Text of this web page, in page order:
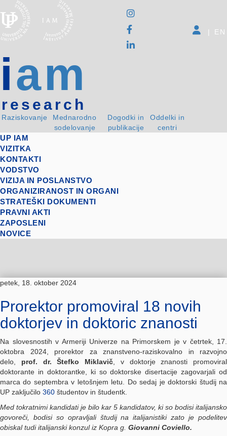
iam
research
Raziskovanje
Mednarodno
sodelovanje
Dogodki in
publikacije
Oddelki in
centri
| EN
UP IAM
VIZITKA
KONTAKTI
VODSTVO
VIZIJA IN POSLANSTVO
ORGANIZIRANOST IN ORGANI
STRATEŠKI DOKUMENTI
PRAVNI AKTI
ZAPOSLENI
NOVICE
petek, 18. oktober 2024
Prorektor promoviral 18 novih
doktorjev in doktoric znanosti
Na slovesnostih v Armeriji Univerze na Primorskem je v četrtek, 17.
oktobra 2024, prorektor za znanstveno-raziskovalno in razvojno
delo, prof. dr. Štefko Miklavič , v doktorje znanosti promoviral
doktorante in doktorantke, ki so doktorske disertacije zagovarjali od
marca do septembra v letošnjem letu. Do sedaj je doktorski študij na
UP zaključilo 360 študentov in študentk.
Med tokratnimi kandidati je bilo kar 5 kandidatov, ki so bodisi italijansko
govoreči, bodisi so opravljali študij na italijanistiki zato je podelitev
obiskal tudi italijanski konzul iz Kopra g. Giovanni Coviello.